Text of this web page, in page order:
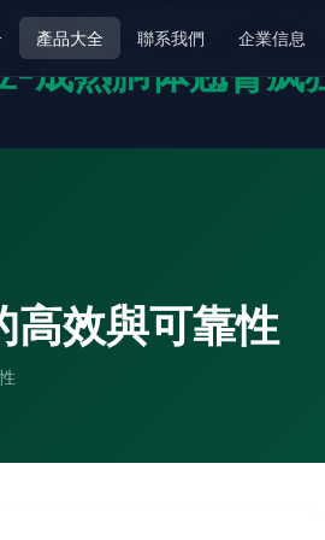
在线高清不卡
成熟胴体翘臀疯
產品大全 聯系我們 企業信息
效與可靠性